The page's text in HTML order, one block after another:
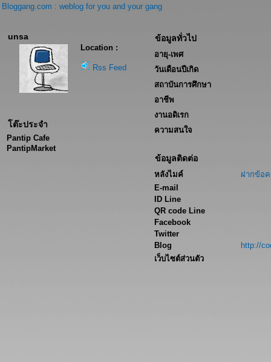
Bloggang.com : weblog for you and your gang
unsa
Location :
Rss Feed
โต๊ะประจำ
Pantip Cafe
PantipMarket
ข้อมูลทั่วไป
อายุ-เพศ
วันเดือนปีเกิด
สถาบันการศึกษา
อาชีพ
งานอดิเรก
ความสนใจ
ข้อมูลติดต่อ
หลังไมค์
ฝากข้อ
E-mail
ID Line
QR code Line
Facebook
Twitter
Blog
http://
เว็บไซต์ส่วนตัว